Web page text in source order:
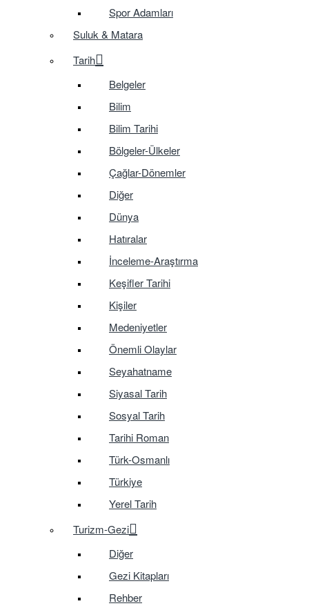
Spor Adamları
Suluk & Matara
Tarih
Belgeler
Bilim
Bilim Tarihi
Bölgeler-Ülkeler
Çağlar-Dönemler
Diğer
Dünya
Hatıralar
İnceleme-Araştırma
Keşifler Tarihi
Kişiler
Medeniyetler
Önemli Olaylar
Seyahatname
Siyasal Tarih
Sosyal Tarih
Tarihi Roman
Türk-Osmanlı
Türkiye
Yerel Tarih
Turizm-Gezi
Diğer
Gezi Kitapları
Rehber